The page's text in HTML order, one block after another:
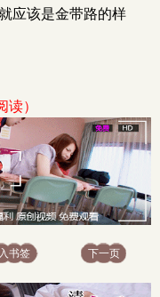
应该是金带路的样
）
书签 下一页